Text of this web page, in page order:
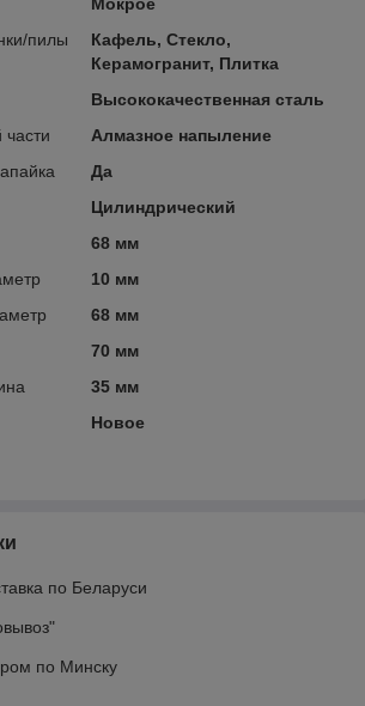
пилы
Кафель, Стекло,
Керамогранит, Плитка
Высококачественная сталь
Алмазное напыление
Да
Цилиндрический
68 мм
10 мм
68 мм
70 мм
35 мм
Новое
по Беларуси
по Минску